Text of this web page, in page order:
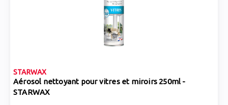
STARWAX
Aérosol nettoyant pour vitres et miroirs 250ml -
STARWAX